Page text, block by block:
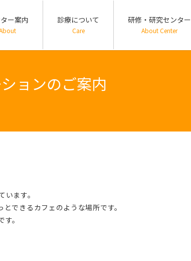
ー案内 診療について
Care
研修・研究センター
About Center
ョンのご案内
ます。
できるカフェのような場所です。
。